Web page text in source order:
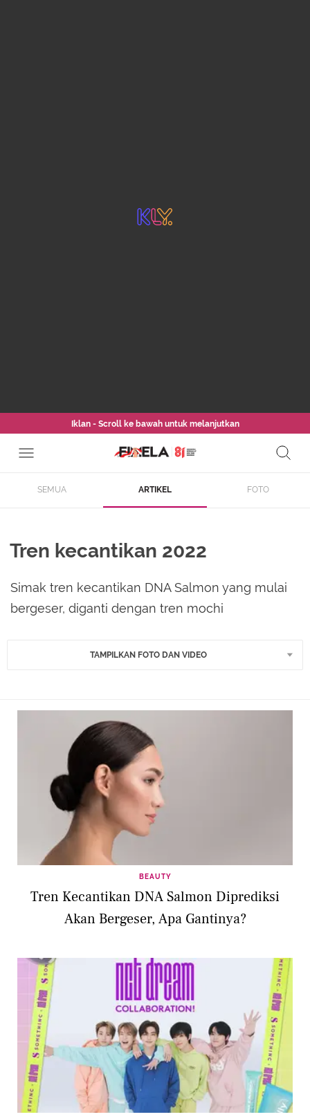
Iklan - Scroll ke bawah untuk melanjutkan
SEMUA ARTIKEL FOTO
Tren kecantikan 2022
Simak tren kecantikan DNA Salmon yang mulai
bergeser, diganti dengan tren mochi
TAMPILKAN FOTO DAN VIDEO
BEAUTY
Tren Kecantikan DNA Salmon Diprediksi
Akan Bergeser, Apa Gantinya?